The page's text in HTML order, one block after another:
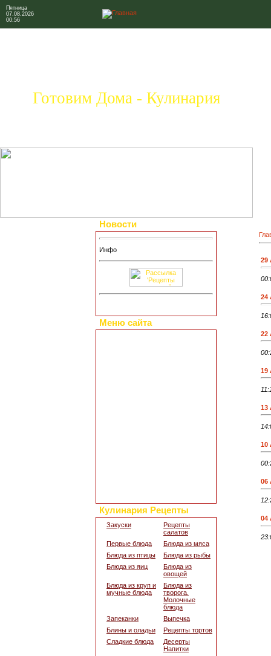
Пятница
07.08.2026
00:56
Готовим Дома - Кулинария
Новости
Инфо
Меню сайта
Кулинария Рецепты
Закуски
Рецепты
салатов
Первые блюда
Блюда из мяса
Блюда из птицы
Блюда из рыбы
Блюда из яиц
Блюда из
овощей
Блюда из круп и
мучные блюда
Блюда из
творога.
Молочные
блюда
Запеканки
Выпечка
Блины и оладьи
Рецепты тортов
Сладкие блюда
Десерты
Напитки
29
24
22
19
13
10
06
04